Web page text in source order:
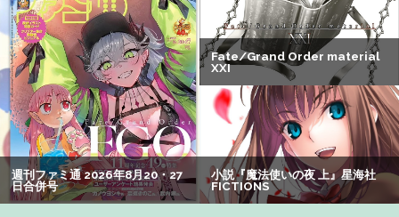
いいべｗｗｗｗ ：26/08/04のニュース
レインボー池田、超美人女子アナと結婚wwwwwww
【画像】女さん「貧乳だから男水着で市民プールいったら
周りがコソコソしだしてやばいwwwwwwww」5万いいね
【画像】有志によって最強の「美少女ゲームランキング」
が発表！!！ あの名作も：26/08/09のニュース